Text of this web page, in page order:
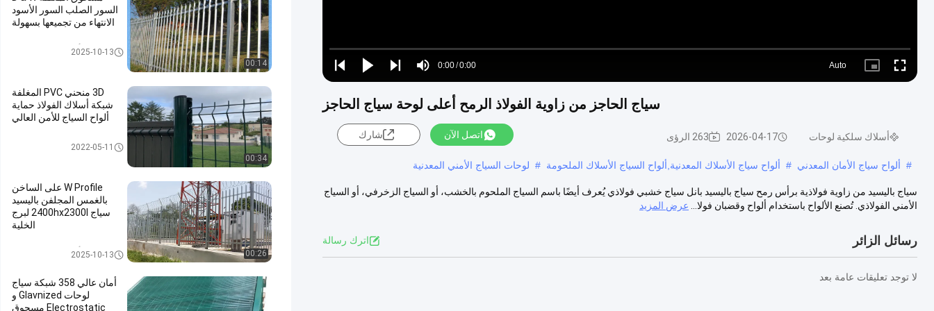
Play
Play
Play
Mute
Time
0:00/0:00
Loaded:
0%
Auto
Picture- Fullscreen
سياج الحاجز من زاوية الفولاذ الرمح أعلى لوحة سياج الحاجز
أسلاك سلكية لوحات 2026-04-17 263 الرؤى اتصل الآن شارك
# ألواح سياج الأمان المعدني # ألواح سياج الأسلاك المعدنية,ألواح السياج الأسلاك الملحومة # لوحات السياج الأمني ​​المعدنية
سياج باليسيد من زاوية فولاذية برأس رمح سياج باليسيد بانل سياج خشبي فولاذي يُعرف أيضًا باسم السياج الملحوم بالخشب، أو السياج الزخرفي، أو السياج
الأمني الفولاذي. تُصنع الألواح باستخدام ألواح وقضبان فولا...
عرض المزيد
رسائل الزائر اترك رسالة
لا توجد تعليقات عامة بعد
00:14
السور الصلب السور الأسود
الانتهاء من تجميعها بسهولة
أسلاك سلكية لوحات2025-10-13
00:34
3D منحني PVC المغلفة
شبكة أسلاك الفولاذ حماية
ألواح السياج للأمن العالي
سياج معدني منحني2022-05-11
00:26
W Profile على الساخن
بالغمس المجلفن باليسيد
سياج 2400hx2300l لبرج
الخلية
أسلاك سلكية لوحات2025-10-13
أمان عالي 358 شبكة سياج
لوحات Glavnized و
Electrostatic مسحوق